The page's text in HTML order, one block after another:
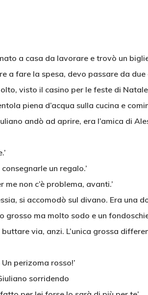
a casa da lavorare e trovò un
a fare la spesa, devo passare da
visto il casino per le feste di
piena d’acqua sulla cucina e
andò ad aprire, era l’amica di
un regalo.’
me non c’è problema, avanti.’
si accomodò sul divano. Era una
grosso ma molto sodo e un
via, anzi. L’unica grossa
perizoma rosso!’
sorridendo